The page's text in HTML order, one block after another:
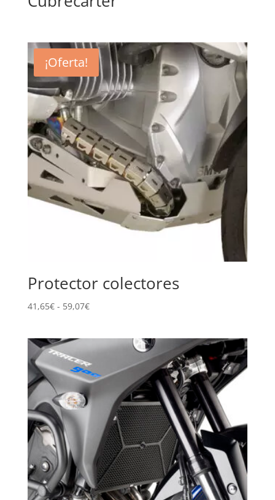
¡Oferta!
Protector colectores
41,65€ - 59,07€Rango
desde
41,65€
hasta
59,07€